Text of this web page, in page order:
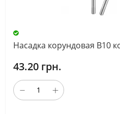
Насадка корундовая В10
43.20 грн.